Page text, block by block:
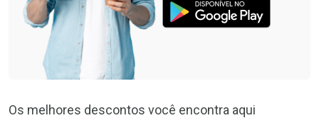
Os melhores descontos você encontra aqui